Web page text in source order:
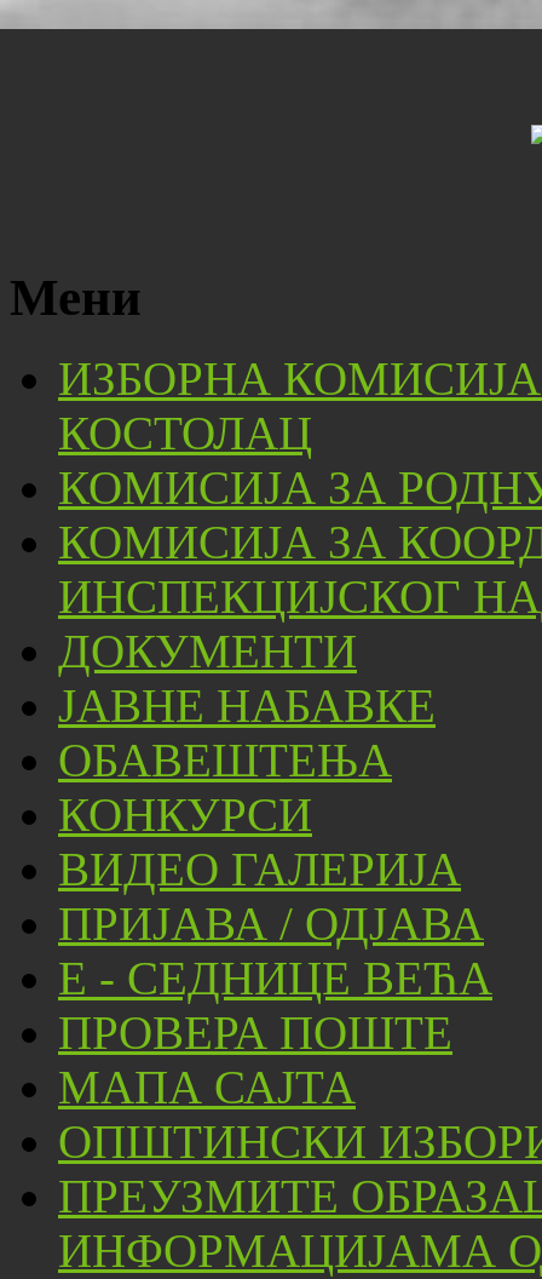
Мени
ИЗБОРНА
КОСТОЛАЦ
КОМИСИЈА ЗА
КОМИСИЈА ЗА
ИНСПЕКЦИЈСКОГ
ДОКУМЕНТИ
ЈАВНЕ НАБАВКЕ
ОБАВЕШТЕЊА
КОНКУРСИ
ВИДЕО ГАЛЕРИЈА
ПРИЈАВА / ОДЈАВА
Е - СЕДНИЦЕ ВЕЋА
ПРОВЕРА ПОШТЕ
МАПА САЈТА
ОПШТИНСКИ
ПРЕУЗМИТЕ
ИНФОРМАЦИЈАМА